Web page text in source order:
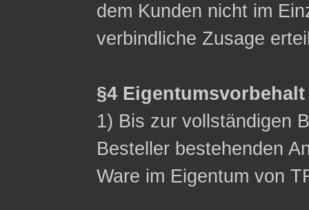
dem Kunden nicht im
verbindliche Zusage
§4 Eigentumsvorbehalt
1) Bis zur vollständigen
Besteller bestehenden
Ware im Eigentum von